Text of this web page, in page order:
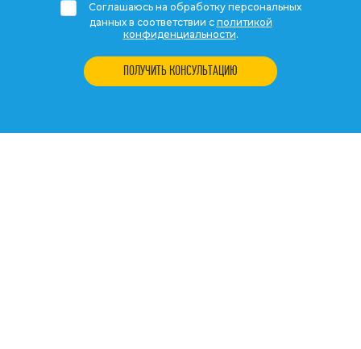
Соглашаюсь на обработку персональных
данных в соответствии с политикой
конфиденциальности.
ПОЛУЧИТЬ КОНСУЛЬТАЦИЮ